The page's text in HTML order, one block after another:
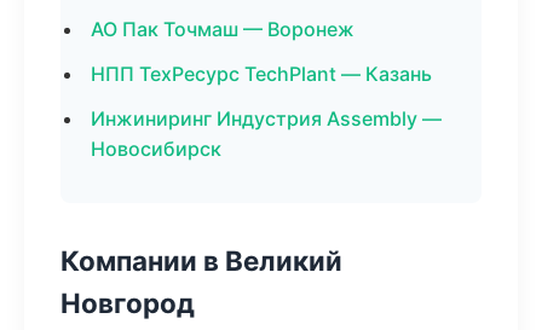
АО Пак Точмаш — Воронеж
НПП ТехРесурс TechPlant — Казань
Инжиниринг Индустрия Assembly —
Новосибирск
Компании в Великий
Новгород